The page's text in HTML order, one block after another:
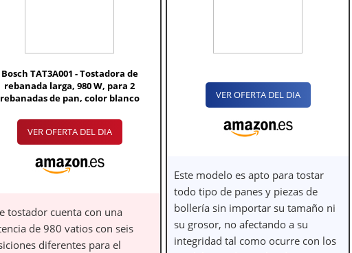
Bosch TAT3A001 - Tostadora de
rebanada larga, 980 W, para 2
rebanadas de pan, color blanco
VER OFERTA DEL DIA
tostador cuenta con una
de 980 vatios con seis
diferentes para el
VER OFERTA DEL DIA
Este modelo es apto para tostar
todo tipo de panes y piezas de
bollería sin importar su tamaño ni
su grosor, no afectando a su
integridad tal como ocurre con los